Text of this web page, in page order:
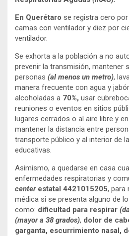
En Querétaro se registra cero
camas con ventilador y diez por
ventilador.
Se exhorta a la población a no
prevenir la transmisión, mantener
personas (al menos un metro),
manera frecuente con agua y
alcoholadas a 70%, usar
reuniones o eventos en sitios
lugares cerrados o al aire libre y
mantener la distancia entre
transporte público y al interior de
educativas.
Asimismo, a quedarse en casa
enfermedades respiratorias y
centerestatal 4421015205, para
médica si se presenta alguno de
como: dificultad para respirar
(mayor a 38 grados), dolor de
garganta, escurrimiento nasal,